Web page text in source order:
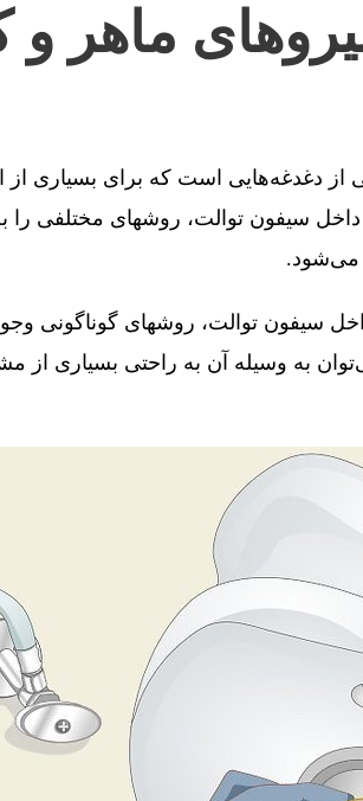
ماهر و
از دغدغه‌هایی است که برای بسیاری
سیفون توالت، روشهای مختلفی را
می‌شود.
سیفون توالت، روشهای گوناگونی
به وسیله آن به راحتی بسیاری از